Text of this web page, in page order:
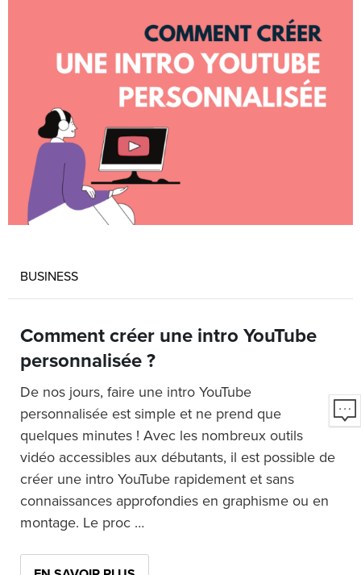
BUSINESS
Comment créer une intro YouTube
personnalisée ?
De nos jours, faire une intro YouTube
personnalisée est simple et ne prend que
quelques minutes ! Avec les nombreux outils
vidéo accessibles aux débutants, il est possible de
créer une intro YouTube rapidement et sans
connaissances approfondies en graphisme ou en
montage. Le proc …